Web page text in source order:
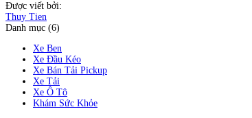
Được viết bởi:
Thuy Tien
Danh mục (6)
Xe Ben
Xe Đầu Kéo
Xe Bán Tải Pickup
Xe Tải
Xe Ô Tô
Khám Sức Khỏe